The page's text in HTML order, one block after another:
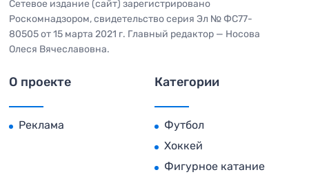
Сетевое издание (сайт) зарегистрировано
Роскомнадзором, свидетельство серия Эл № ФС77-
80505 от 15 марта 2021 г. Главный редактор — Носова
Олеся Вячеславовна.
О проекте
Реклама
Категории
Футбол
Хоккей
Фигурное катание